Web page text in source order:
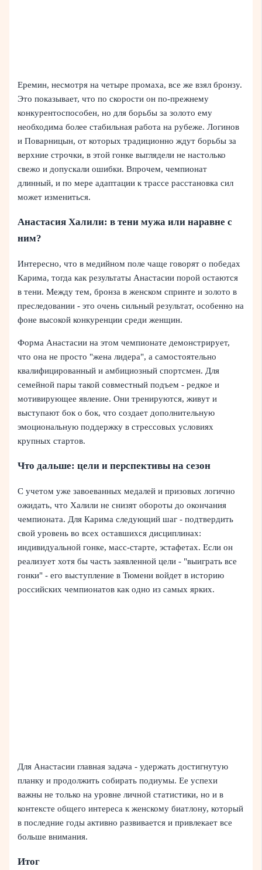
Еремин, несмотря на четыре промаха, все же взял бронзу.
Это показывает, что по скорости он по-прежнему
конкурентоспособен, но для борьбы за золото ему
необходима более стабильная работа на рубеже. Логинов
и Поварницын, от которых традиционно ждут борьбы за
верхние строчки, в этой гонке выглядели не настолько
свежо и допускали ошибки. Впрочем, чемпионат
длинный, и по мере адаптации к трассе расстановка сил
может измениться.
Анастасия Халили: в тени мужа или наравне с
ним?
Интересно, что в медийном поле чаще говорят о победах
Карима, тогда как результаты Анастасии порой остаются
в тени. Между тем, бронза в женском спринте и золото в
преследовании - это очень сильный результат, особенно на
фоне высокой конкуренции среди женщин.
Форма Анастасии на этом чемпионате демонстрирует,
что она не просто "жена лидера", а самостоятельно
квалифицированный и амбициозный спортсмен. Для
семейной пары такой совместный подъем - редкое и
мотивирующее явление. Они тренируются, живут и
выступают бок о бок, что создает дополнительную
эмоциональную поддержку в стрессовых условиях
крупных стартов.
Что дальше: цели и перспективы на сезон
С учетом уже завоеванных медалей и призовых логично
ожидать, что Халили не снизят обороты до окончания
чемпионата. Для Карима следующий шаг - подтвердить
свой уровень во всех оставшихся дисциплинах:
индивидуальной гонке, масс-старте, эстафетах. Если он
реализует хотя бы часть заявленной цели - "выиграть все
гонки" - его выступление в Тюмени войдет в историю
российских чемпионатов как одно из самых ярких.
Для Анастасии главная задача - удержать достигнутую
планку и продолжить собирать подиумы. Ее успехи
важны не только на уровне личной статистики, но и в
контексте общего интереса к женскому биатлону, который
в последние годы активно развивается и привлекает все
больше внимания.
Итог